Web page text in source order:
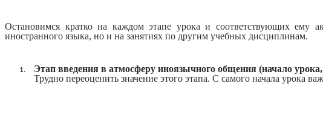
Остановимся кратко на каждом этапе урока и соответствующих ему
иностранного языка, но и на занятиях по другим учебных дисциплинам.
Этап введения в атмосферу иноязычного общения (начало
Трудно переоценить значение этого этапа. С самого начала урока